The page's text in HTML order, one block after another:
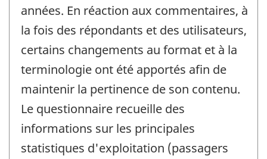
années. En réaction aux commentaires, à
la fois des répondants et des utilisateurs,
certains changements au format et à la
terminologie ont été apportés afin de
maintenir la pertinence de son contenu.
Le questionnaire recueille des
informations sur les principales
statistiques d'exploitation (passagers